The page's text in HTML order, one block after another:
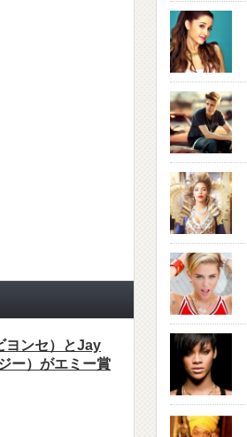
ヨンセ）とJay
ー）がエミー賞